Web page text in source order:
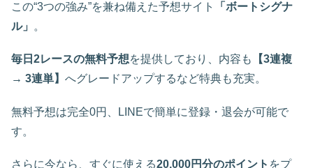
この“3つの強み”を兼ね備えた予想サイト
「ボートシグナ
ル」
。
毎日2レースの無料予想を提供しており、内容も
【3連複
→ 3連単】 へグレードアップするなど特典も充実。
無料予想は完全0円、LINEで簡単に登録・退会が可能で
す。
さらに今なら、すぐに使える20,000円分のポイント をプ